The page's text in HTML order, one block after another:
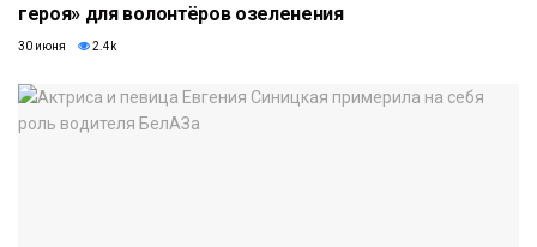
героя» для волонтёров озеленения
30 июня 2.4k